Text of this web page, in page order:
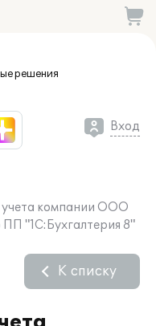
решения
Вход
учета компании ООО
"1С:Бухгалтерия 8"
К списку